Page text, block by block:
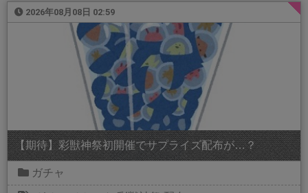
2026年08月08日 02:59
【期待】彩獣神祭初開催でサプライズ配布が…？
ガチャ